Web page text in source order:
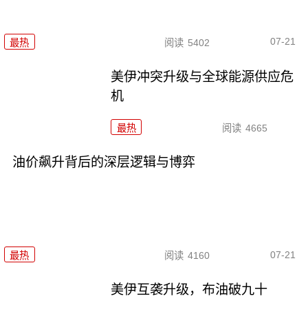
最热 阅读 5402 07-21
美伊冲突升级与全球能源供应危
机
最热 阅读 4665
油价飙升背后的深层逻辑与博弈
最热 阅读 4160 07-21
美伊互袭升级，布油破九十